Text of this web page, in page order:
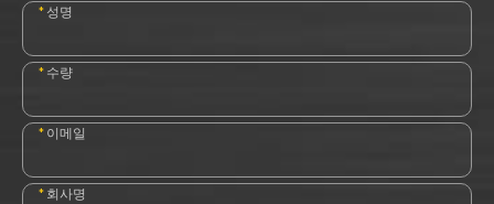
* 성명
* 수량
* 이메일
* 회사명